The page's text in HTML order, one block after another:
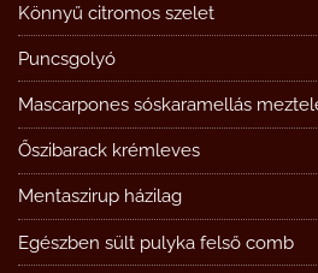
Könnyű citromos szelet
Puncsgolyó
Mascarpones sóskaramellás
Őszibarack krémleves
Mentaszirup házilag
Egészben sült pulyka felső comb